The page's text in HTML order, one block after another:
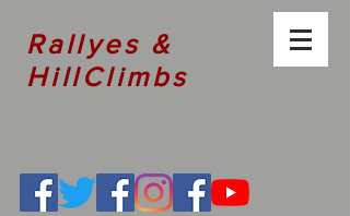
Rallyes &
HillClimbs